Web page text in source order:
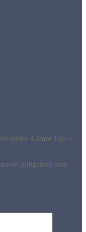
audio 3.5mm Tata –
obligatorii sunt